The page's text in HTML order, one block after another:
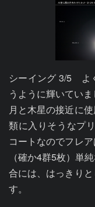
シーイング 3/5　
うように輝いていま
月と木星の接近に
類に入りそうなプ
コートなのでフレ
（確か4群5枚）単
合には、はっきり